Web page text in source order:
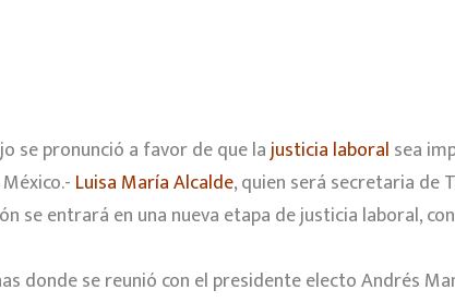
se pronunció a favor de que lajusticia laboral sea
Luisa María Alcalde, quien será secretaria de
se entrará en una nueva etapa de justicia laboral,
donde se reunió con el presidente electo Andrés